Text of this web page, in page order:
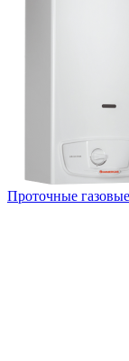
Проточные